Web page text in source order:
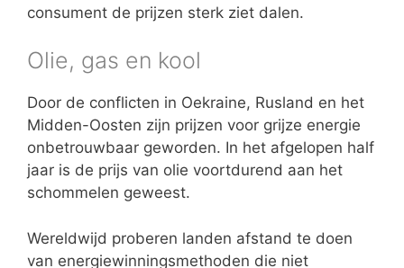
consument de prijzen sterk ziet dalen.
Olie, gas en kool
Door de conflicten in Oekraine, Rusland en het
Midden-Oosten zijn prijzen voor grijze energie
onbetrouwbaar geworden. In het afgelopen half
jaar is de prijs van olie voortdurend aan het
schommelen geweest.
Wereldwijd proberen landen afstand te doen
van energiewinningsmethoden die niet